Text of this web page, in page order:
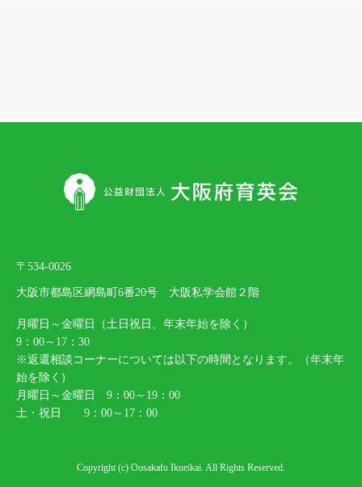
〒534-0026
大阪市都島区網島町6番20号 大阪私学会館２階
月曜日～金曜日（土日祝日、年末年始を除く）
9：00～17：30
※返還相談コーナーについては以下の時間となります。（年末年
始を除く)
月曜日～金曜日 9：00～19：00
土・祝日 9：00～17：00
Copyright (c) Oosakafu Ikueikai. All Rights Reserved.